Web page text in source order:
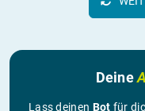
Deine
Lass deinen Bot für